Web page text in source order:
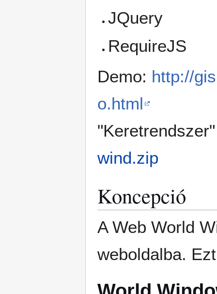
JQuery
RequireJS
Demo: http://
o.html
wind.zip
Koncepció
A Web World
weboldalba.